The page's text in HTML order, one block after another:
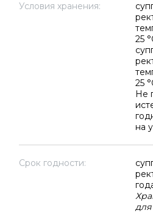
Условия хранения:
25
25
Не
на
Срок годности: